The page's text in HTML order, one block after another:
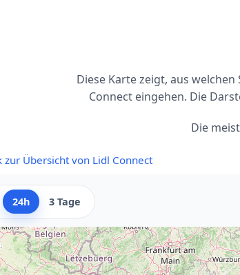
Diese Karte zeigt, aus
Connect eingehen. Die
Die
zur Übersicht von Lidl Connect
24h 3 Tage